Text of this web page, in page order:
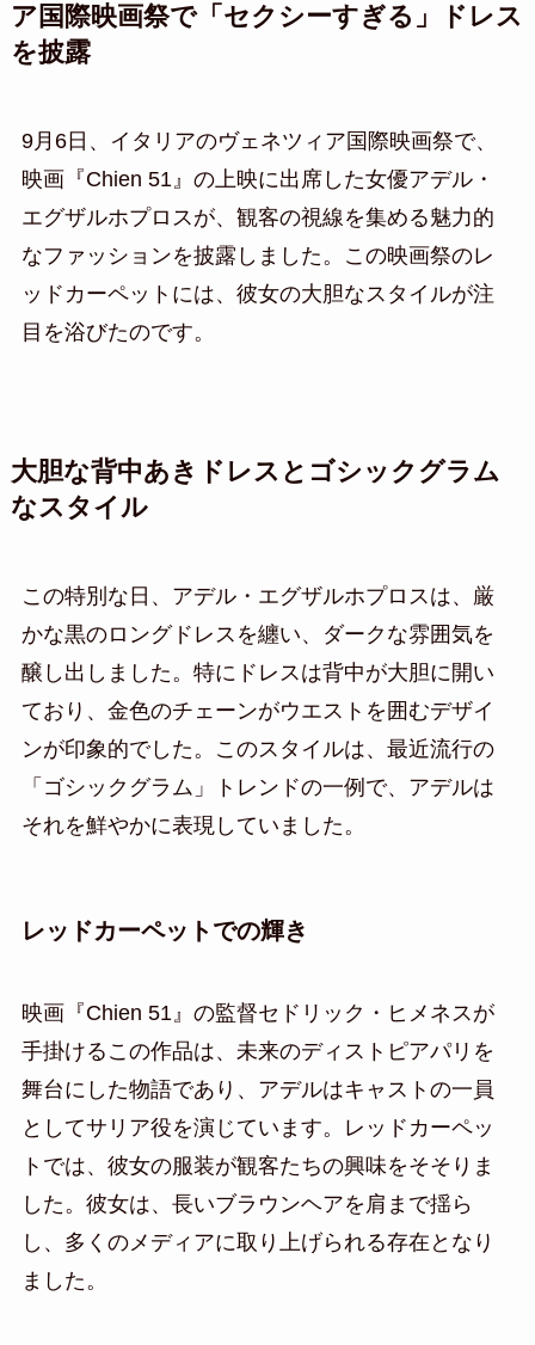
ア国際映画祭で「セクシーすぎる」ドレス
を披露
9月6日、イタリアのヴェネツィア国際映画祭で、
映画『Chien 51』の上映に出席した女優アデル・
エグザルホプロスが、観客の視線を集める魅力的
なファッションを披露しました。この映画祭のレ
ッドカーペットには、彼女の大胆なスタイルが注
目を浴びたのです。
大胆な背中あきドレスとゴシックグラム
なスタイル
この特別な日、アデル・エグザルホプロスは、厳
かな黒のロングドレスを纏い、ダークな雰囲気を
醸し出しました。特にドレスは背中が大胆に開い
ており、金色のチェーンがウエストを囲むデザイ
ンが印象的でした。このスタイルは、最近流行の
「ゴシックグラム」トレンドの一例で、アデルは
それを鮮やかに表現していました。
レッドカーペットでの輝き
映画『Chien 51』の監督セドリック・ヒメネスが
手掛けるこの作品は、未来のディストピアパリを
舞台にした物語であり、アデルはキャストの一員
としてサリア役を演じています。レッドカーペッ
トでは、彼女の服装が観客たちの興味をそそりま
した。彼女は、長いブラウンヘアを肩まで揺ら
し、多くのメディアに取り上げられる存在となり
ました。